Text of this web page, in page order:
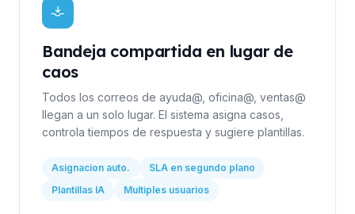
Bandeja compartida en lugar de
caos
Todos los correos de ayuda@, oficina@, ventas@
llegan a un solo lugar. El sistema asigna casos,
controla tiempos de respuesta y sugiere plantillas.
Asignacion auto.
SLA en segundo plano
Plantillas IA
Multiples usuarios